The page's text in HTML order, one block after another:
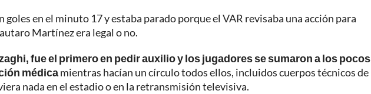
en el minuto 17 y estaba parado porque el VAR revisaba una acción para
Martínez era legal o no.
fue el primero en pedir auxilio y los jugadores se sumaron a los pocos
médicamientras hacían un círculo todos ellos, incluidos cuerpos técnicos de
nada en el estadio o en la retransmisión televisiva.